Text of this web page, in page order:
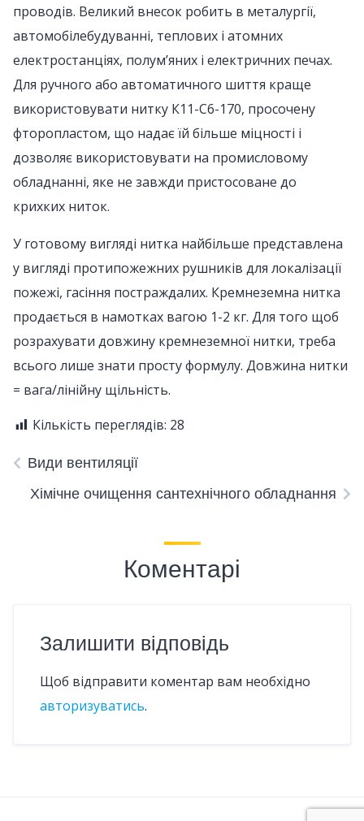
проводів. Великий внесок робить в металургії,
автомобілебудуванні, теплових і атомних
електростанціях, полум’яних і електричних печах.
Для ручного або автоматичного шиття краще
використовувати нитку К11-С6-170, просочену
фторопластом, що надає їй більше міцності і
дозволяє використовувати на промисловому
обладнанні, яке не завжди пристосоване до
крихких ниток.
У готовому вигляді нитка найбільше представлена
у вигляді протипожежних рушників для локалізації
пожежі, гасіння постраждалих. Кремнеземна нитка
продається в намотках вагою 1-2 кг. Для того щоб
розрахувати довжину кремнеземної нитки, треба
всього лише знати просту формулу. Довжина нитки
= вага/лінійну щільність.
Кількість переглядів: 28
Види вентиляції
Хімічне очищення сантехнічного обладнання
Коментарі
Залишити відповідь
Щоб відправити коментар вам необхідно
авторизуватись.